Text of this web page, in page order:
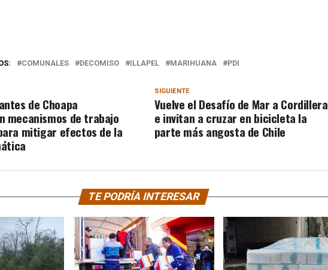
COMUNALES DECOMISO ILLAPEL MARIHUANA PDI
SIGUIENTE
Vuelve el Desafío de Mar a Cordillera
e invitan a cruzar en bicicleta la
parte más angosta de Chile
de Choapa
mecanismos de trabajo
mitigar efectos de la
TE PODRÍA INTERESAR